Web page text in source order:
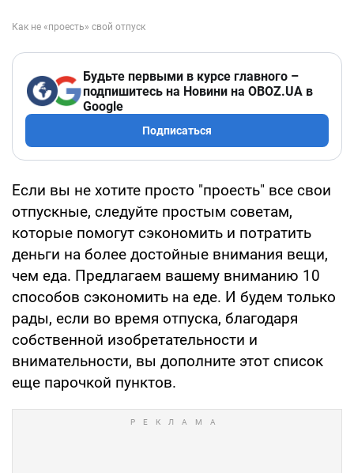
Будьте первыми в курсе главного –
подпишитесь на Новини на OBOZ.UA в
Google
Подписаться
Если вы не хотите просто "проесть" все свои
отпускные, следуйте простым советам,
которые помогут сэкономить и потратить
деньги на более достойные внимания вещи,
чем еда. Предлагаем вашему вниманию 10
способов сэкономить на еде. И будем только
рады, если во время отпуска, благодаря
собственной изобретательности и
внимательности, вы дополните этот список
еще парочкой пунктов.